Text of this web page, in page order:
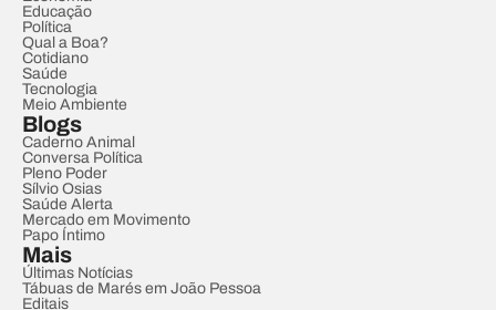
Educação
Política
Qual a Boa?
Cotidiano
Saúde
Tecnologia
Meio Ambiente
Blogs
Caderno Animal
Conversa Política
Pleno Poder
Sílvio Osias
Saúde Alerta
Mercado em Movimento
Papo Íntimo
Mais
Últimas Notícias
Tábuas de Marés em João Pessoa
Editais